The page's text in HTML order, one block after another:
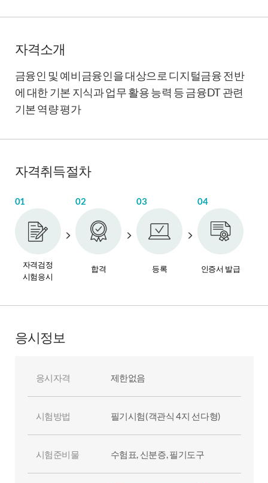
자격소개
금융인 및 예비금융인을 대상으로 디지털금융 전반
에 대한 기본 지식과 업무 활용 능력 등 금융DT 관련
기본 역량 평가
자격취득절차
01
자격검정
시험응시
02
합격
03
등록
04
인증서 발급
응시정보
응시자격 제한없음
시험방법 필기시험(객관식 4지 선다형)
시험준비물 수험표, 신분증, 필기도구